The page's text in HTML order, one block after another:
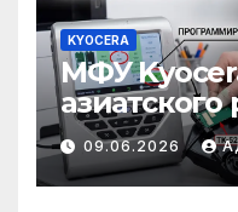
KYOCERA
МФУ Kyocera
азиатского
картриджи
одной
09.06.2026